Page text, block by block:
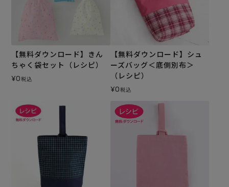
【無料ダウンロード】きん
ちゃく袋セット（レシピ）
¥0税込
【無料ダウンロード】シュ
ーズバッグ＜底側別布＞
（レシピ）
¥0税込